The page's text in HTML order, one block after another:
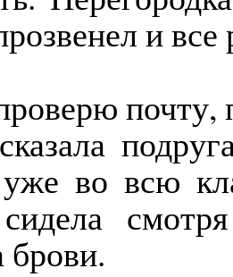
и
почту,
сказала
во всю